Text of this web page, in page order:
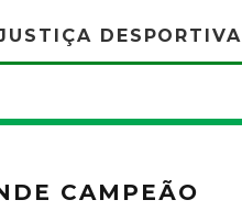
DESPORTIVA
CAMPEÃO